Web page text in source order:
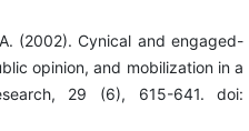
(2002). Cynical and engaged-
opinion, and mobilization in a
29 (6), 615-641. doi: